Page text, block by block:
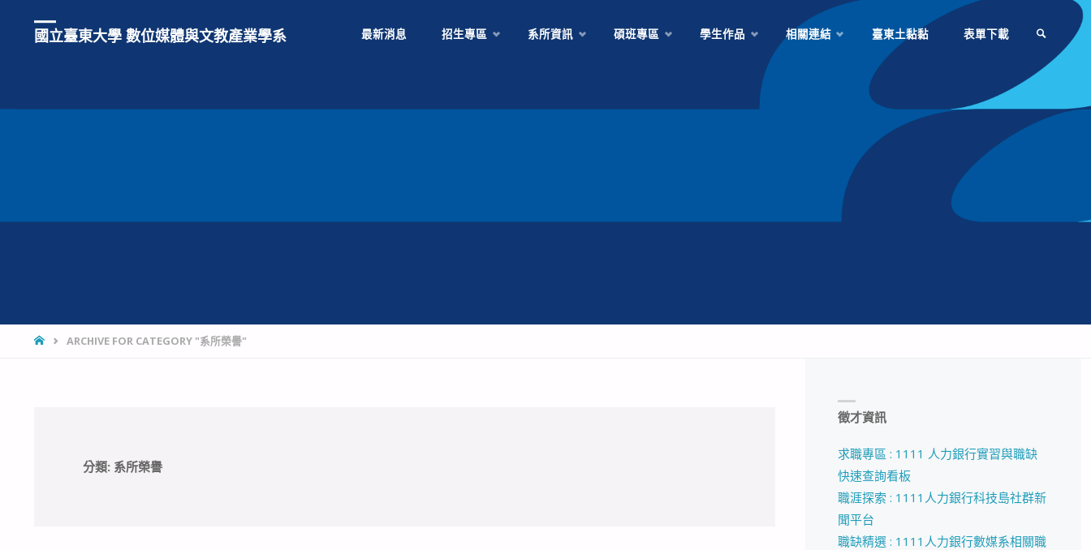
國立臺東大學 數位媒體與文教產業學系 最新消息 招生專區 系所資訊 碩班專區 學生作品 相關連結 臺東土黏黏 表單下載
HOMEARCHIVE FOR CATEGORY "系所榮譽"
分類: 系所榮譽
徵才資訊
求職專區 : 1111 人力銀行實習與職缺
快速查詢看板
職涯探索 : 1111人力銀行科技島社群新
聞平台
職缺精選 : 1111人力銀行數媒系相關職